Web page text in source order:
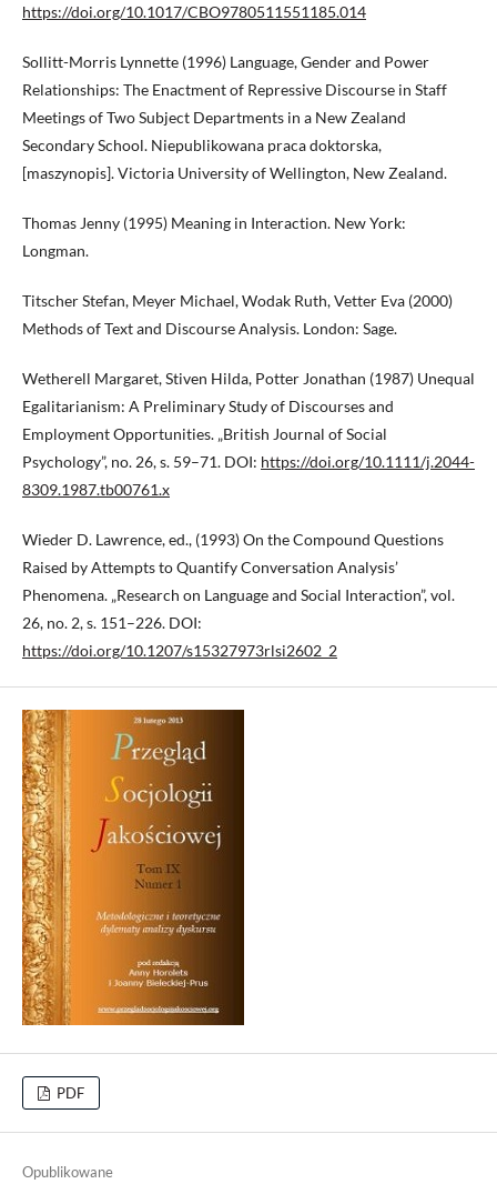
https://doi.org/10.1017/CBO9780511551185.014
Sollitt-Morris Lynnette (1996) Language, Gender and Power
Relationships: The Enactment of Repressive Discourse in Staff
Meetings of Two Subject Departments in a New Zealand
Secondary School. Niepublikowana praca doktorska,
[maszynopis]. Victoria University of Wellington, New Zealand.
Thomas Jenny (1995) Meaning in Interaction. New York:
Longman.
Titscher Stefan, Meyer Michael, Wodak Ruth, Vetter Eva (2000)
Methods of Text and Discourse Analysis. London: Sage.
Wetherell Margaret, Stiven Hilda, Potter Jonathan (1987) Unequal
Egalitarianism: A Preliminary Study of Discourses and
Employment Opportunities. „British Journal of Social
Psychology”, no. 26, s. 59–71. DOI: https://doi.org/10.1111/j.2044-
8309.1987.tb00761.x
Wieder D. Lawrence, ed., (1993) On the Compound Questions
Raised by Attempts to Quantify Conversation Analysis’
Phenomena. „Research on Language and Social Interaction”, vol.
26, no. 2, s. 151–226. DOI:
https://doi.org/10.1207/s15327973rlsi2602_2
PDF
Opublikowane